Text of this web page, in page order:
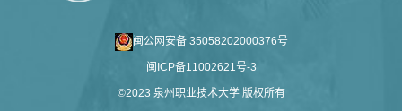
闽公网安备 35058202000376号
闽ICP备11002621号-3
©2023 泉州职业技术大学 版权所有